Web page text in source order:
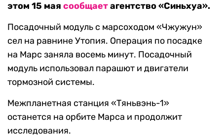
этом 15 мая сообщаетагентство «Синьхуа».
Посадочный модуль с марсоходом «Чжужун»
сел на равнине Утопия. Операция по посадке
на Марс заняла восемь минут. Посадочный
модуль использовал парашют и двигатели
тормозной системы.
Межпланетная станция «Тяньвэнь-1»
останется на орбите Марса и продолжит
исследования.